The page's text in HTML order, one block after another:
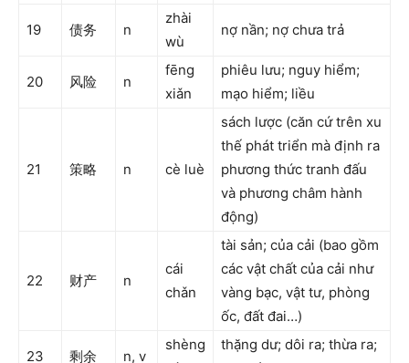
19 债务 n
zhài
wù
nợ nần; nợ chưa trả
20 风险 n
fēng
xiǎn
phiêu lưu; nguy hiểm;
mạo hiểm; liều
21 策略 n cè luè
sách lược (căn cứ trên xu
thế phát triển mà định ra
phương thức tranh đấu
và phương châm hành
động)
22 财产 n
cái
chǎn
tài sản; của cải (bao gồm
các vật chất của cải như
vàng bạc, vật tư, phòng
ốc, đất đai…)
23 剩余 n, v
shèng
thặng dư; dôi ra; thừa ra;